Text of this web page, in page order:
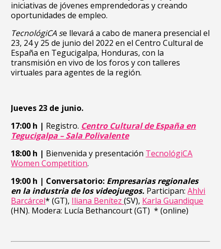
iniciativas de jóvenes emprendedoras y creando
oportunidades de empleo.
TecnológiCA se llevará a cabo de manera presencial el
23, 24 y 25 de junio del 2022 en el Centro Cultural de
España en Tegucigalpa, Honduras, con la
transmisión en vivo de los foros y con talleres
virtuales para agentes de la región.
Jueves 23 de junio.
17:00 h | Registro. Centro Cultural de España en
Tegucigalpa – Sala Polivalente
18:00 h | Bienvenida y presentación TecnológiCA
Women Competition.
19:00 h | Conversatorio: Empresarias regionales
en la industria de los videojuegos. Participan:Ahlvi
Barcárcel* (GT), Iliana Benítez(SV), Karla Guandique
(HN). Modera: Lucía Bethancourt (GT)* (online)